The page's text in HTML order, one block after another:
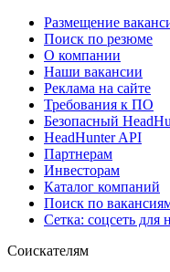
Размещение
Поиск по резюме
О компании
Наши вакансии
Реклама на сайте
Требования к ПО
Безопасный
HeadHunter API
Партнерам
Инвесторам
Каталог компаний
Поиск по
Сетка: соцсеть для
Соискателям